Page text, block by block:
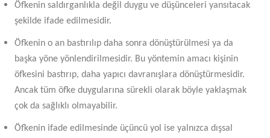
Öfkenin saldırganlıkla değil duygu ve düşünceleri yansıtacak
şekilde ifade edilmesidir.
Öfkenin o an bastırılıp daha sonra dönüştürülmesi ya da
başka yöne yönlendirilmesidir. Bu yöntemin amacı kişinin
öfkesini bastırıp, daha yapıcı davranışlara dönüştürmesidir.
Ancak tüm öfke duygularına sürekli olarak böyle yaklaşmak
çok da sağlıklı olmayabilir.
Öfkenin ifade edilmesinde üçüncü yol ise yalnızca dışsal